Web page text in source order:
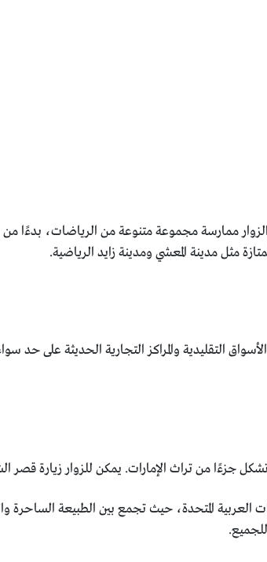
ممارسة مجموعة متنوعة من الرياضات، بدءًا
مثل مدينة المعشي ومدينة زايد الرياضية.
التقليدية والمراكز التجارية الحديثة على
جزءًا من تراث الإمارات. يمكن للزوار زيارة قصر
المتحدة، حيث تجمع بين الطبيعة الساحرة